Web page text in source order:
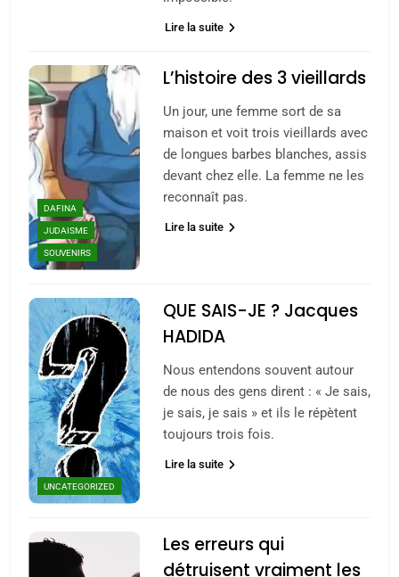
Lire la suite
DAFINA
JUDAISME
SOUVENIRS
L’histoire des 3 vieillards
Un jour, une femme sort de sa
maison et voit trois vieillards avec
de longues barbes blanches, assis
devant chez elle. La femme ne les
reconnaît pas.
Lire la suite
UNCATEGORIZED
QUE SAIS-JE ? Jacques
HADIDA
Nous entendons souvent autour
de nous des gens dirent : « Je sais,
je sais, je sais » et ils le répètent
toujours trois fois.
Lire la suite
Les erreurs qui
détruisent vraiment les